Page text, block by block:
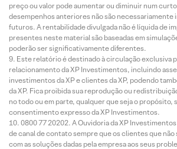
preço ou valor pode aumentar ou diminuir num
desempenhos anteriores não são
futuros. A rentabilidade divulgada não é líquida de
presentes neste material são baseadas em
poderão ser significativamente diferentes.
Este relatório é destinado à circulação exclusiva
relacionamento da XP Investimentos, incluindo
investimentos da XP e clientes da XP, podendo
da XP. Fica proibida sua reprodução ou
no todo ou em parte, qualquer que seja o propósito,
consentimento expresso da XP Investimentos.
0800 77 20202. A Ouvidoria da XP
de canal de contato sempre que os clientes que
com as soluções dadas pela empresa aos seus